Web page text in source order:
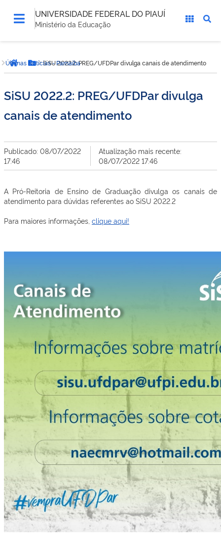
UNIVERSIDADE FEDERAL DO PIAUÍ
Ministério da Educação
está
aqui:Página inicial
Botão Menu
Últimas Notícias - ParnaíbaSiSU 2022.2: PREG/UFDPar divulga canais de atendimento
SiSU 2022.2: PREG/UFDPar divulga
canais de atendimento
Publicado: 08/07/2022
17:46
Atualização mais recente:
08/07/2022 17:46
A Pró-Reitoria de Ensino de Graduação divulga os canais de
atendimento para dúvidas referentes ao SiSU 2022.2
Para maiores informações, clique aqui!